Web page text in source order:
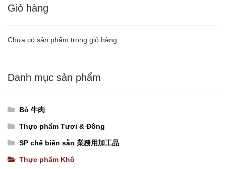
Chinsu
225¥/chai
thùng
x
24
số
lượng
Giỏ hàng
Chưa có sản phẩm trong giỏ hàng.
Danh mục sản phẩm
Bò 牛肉
Thực phẩm Tươi & Đông
SP chế biến sẵn 業務用加工品
Thực phẩm Khô